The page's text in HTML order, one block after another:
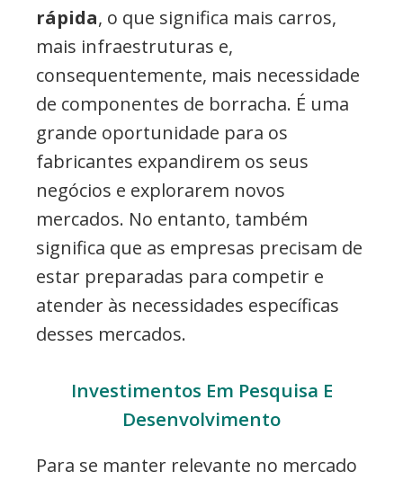
rápida, o que significa mais carros,
mais infraestruturas e,
consequentemente, mais necessidade
de componentes de borracha. É uma
grande oportunidade para os
fabricantes expandirem os seus
negócios e explorarem novos
mercados. No entanto, também
significa que as empresas precisam de
estar preparadas para competir e
atender às necessidades específicas
desses mercados.
Investimentos Em Pesquisa E
Desenvolvimento
Para se manter relevante no mercado